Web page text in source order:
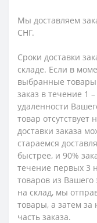
Мы доставляем
СНГ.
Сроки доставки
складе. Если в
выбранные
заказ в течение 1
удаленности
товар отсутствует
доставки заказа
стараемся
быстрее, и 90%
течение первых 3
товаров из Вашего
на склад, мы
товары, а затем
часть заказа.